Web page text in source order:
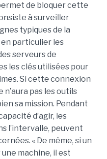
de bloquer cette
à surveiller
typiques de la
particulier les
serveurs de
les clés utilisées pour
Si cette connexion
pas les outils
sa mission. Pendant
d’agir, les
l’intervalle, peuvent
« De même, si un
machine, il est